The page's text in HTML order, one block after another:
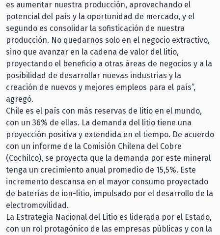
es aumentar nuestra producción, aprovechando el
potencial del país y la oportunidad de mercado, y el
segundo es consolidar la sofisticación de nuestra
producción. No quedarnos solo en el negocio extractivo,
sino que avanzar en la cadena de valor del litio,
proyectando el beneficio a otras áreas de negocios y a la
posibilidad de desarrollar nuevas industrias y la
creación de nuevos y mejores empleos para el país”,
agregó.
Chile es el país con más reservas de litio en el mundo,
con un 36% de ellas. La demanda del litio tiene una
proyección positiva y extendida en el tiempo. De acuerdo
con un informe de la Comisión Chilena del Cobre
(Cochilco), se proyecta que la demanda por este mineral
tenga un crecimiento anual promedio de 15,5%. Este
incremento descansa en el mayor consumo proyectado
de baterías de ion-litio, impulsado por el desarrollo de la
electromovilidad.
La Estrategia Nacional del Litio es liderada por el Estado,
con un rol protagónico de las empresas públicas y con la